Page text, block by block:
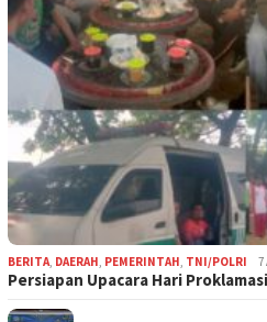
BERITA, DAERAH, PEMERINTAH, TNI/POLRI 7
Persiapan Upacara Hari